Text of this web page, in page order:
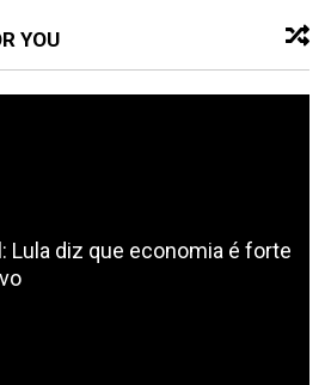
YOU
Lula diz que economia é forte